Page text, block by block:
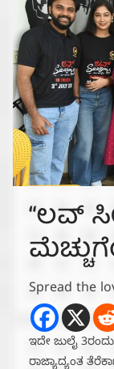
“ಲವ್
Spread the
ಇದೇ ಜುಲೈ
ರಾಜ್ಯಾದ್ಯಂತ